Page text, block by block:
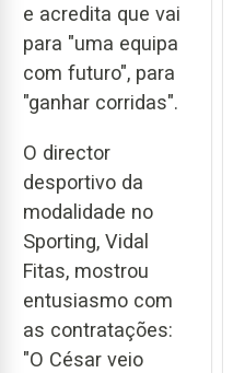
e acredita que vai
para "uma equipa
com futuro", para
"ganhar corridas".
O director
desportivo da
modalidade no
Sporting, Vidal
Fitas, mostrou
entusiasmo com
as contratações:
"O César veio